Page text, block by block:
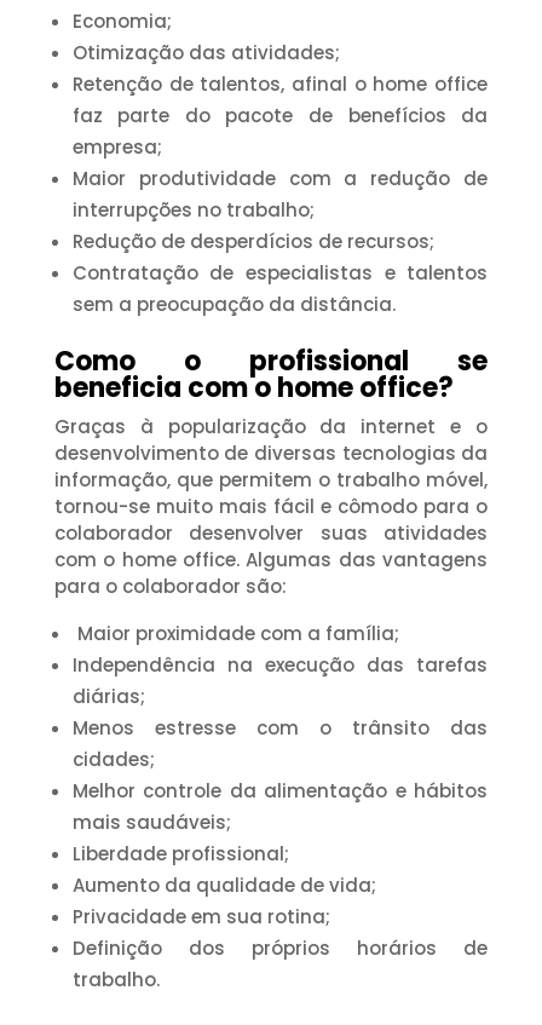
Economia;
Otimização das atividades;
Retenção de talentos, afinal o home office
faz parte do pacote de benefícios da
empresa;
Maior produtividade com a redução de
interrupções no trabalho;
Redução de desperdícios de recursos;
Contratação de especialistas e talentos
sem a preocupação da distância.
Como o profissional se
beneficia com o home office?
Graças à popularização da internet e o
desenvolvimento de diversas tecnologias da
informação, que permitem o trabalho móvel,
tornou-se muito mais fácil e cômodo para o
colaborador desenvolver suas atividades
com o home office. Algumas das vantagens
para o colaborador são:
Maior proximidade com a família;
Independência na execução das tarefas
diárias;
Menos estresse com o trânsito das
cidades;
Melhor controle da alimentação e hábitos
mais saudáveis;
Liberdade profissional;
Aumento da qualidade de vida;
Privacidade em sua rotina;
Definição dos próprios horários de
trabalho.